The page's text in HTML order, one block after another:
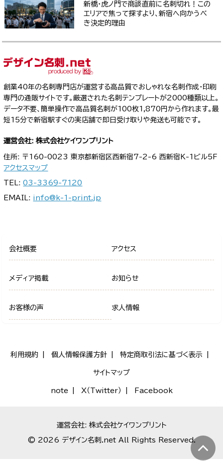
新橋・虎ノ門で商談直前に名刺切れ！この
エリアで焦って探すより、新宿へ向かうべ
き決定的理由
創業40年の名刺専門店が運営する高品質でおしゃれな名刺作成・印刷
専門の通販サイトです。厳選された名刺テンプレートが2000種類以上。
データ不要、簡単操作で高品質名刺が100枚1,870円から作れます。最
短15分で新宿駅すぐの実店舗で即日受け取りや発送も可能です。
運営会社: 株式会社ケイワンプリント
住所: 〒160-0023 東京都新宿区西新宿7-2-6 西新宿K-1ビル5F
アクセスマップ
TEL:03-3369-7120
EMAIL: info@k-1-print.jp
会社概要 アクセス
メディア掲載 お知らせ
お客様の声 求人情報
利用規約 個人情報保護方針 特定商取引法に基づく表示
サイトマップ
note X（Twitter） Facebook
運営会社: 株式会社ケイワンプリント
© 2026 デザイン名刺.net All Rights Reserved.